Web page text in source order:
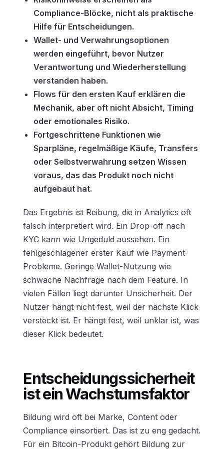
Compliance-Blöcke, nicht als praktische
Hilfe für Entscheidungen.
Wallet- und Verwahrungsoptionen
werden eingeführt, bevor Nutzer
Verantwortung und Wiederherstellung
verstanden haben.
Flows für den ersten Kauf erklären die
Mechanik, aber oft nicht Absicht, Timing
oder emotionales Risiko.
Fortgeschrittene Funktionen wie
Sparpläne, regelmäßige Käufe, Transfers
oder Selbstverwahrung setzen Wissen
voraus, das das Produkt noch nicht
aufgebaut hat.
Das Ergebnis ist Reibung, die in Analytics oft
falsch interpretiert wird. Ein Drop-off nach
KYC kann wie Ungeduld aussehen. Ein
fehlgeschlagener erster Kauf wie Payment-
Probleme. Geringe Wallet-Nutzung wie
schwache Nachfrage nach dem Feature. In
vielen Fällen liegt darunter Unsicherheit. Der
Nutzer hängt nicht fest, weil der nächste Klick
versteckt ist. Er hängt fest, weil unklar ist, was
dieser Klick bedeutet.
Entscheidungssicherheit
ist ein Wachstumsfaktor
Bildung wird oft bei Marke, Content oder
Compliance einsortiert. Das ist zu eng gedacht.
Für ein Bitcoin-Produkt gehört Bildung zur